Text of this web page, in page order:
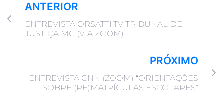
ANTERIOR
ENTREVISTA ORSATTI TV TRIBUNAL DE
JUSTIÇA MG (VIA ZOOM)
PRÓXIMO
ENTREVISTA CNN (ZOOM) “ORIENTAÇÕES
SOBRE (RE)MATRÍCULAS ESCOLARES”